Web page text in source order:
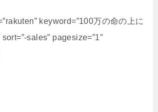
keyword=”100万の命の上に
sales” pagesize=”1″